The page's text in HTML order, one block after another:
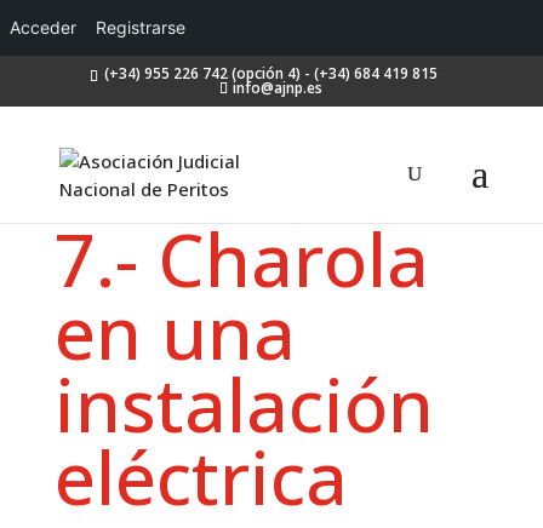
Acceder Registrarse
(+34) 955 226 742 (opción 4) - (+34) 684 419 815
info@ajnp.es
7.- Charola
en una
instalación
eléctrica